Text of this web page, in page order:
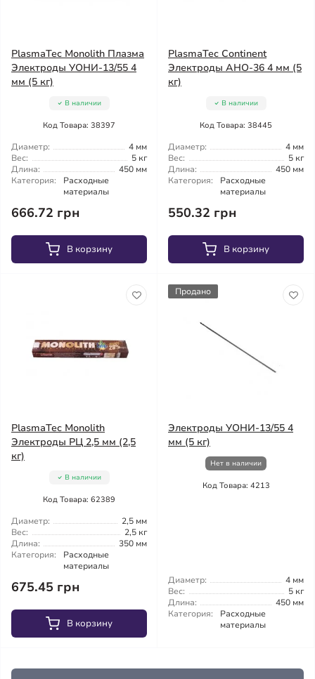
PlasmaTec Monolith Плазма
Электроды УОНИ-13/55 4
мм (5 кг)
В наличии
Код Товара: 38397
Диаметр:
4 мм
Вес:
5 кг
Длина:
450 мм
Категория:
Расходные
материалы
666.72 грн
В корзину
PlasmaTec Continent
Электроды АНО-36 4 мм (5
кг)
В наличии
Код Товара: 38445
Диаметр:
4 мм
Вес:
5 кг
Длина:
450 мм
Категория:
Расходные
материалы
550.32 грн
В корзину
PlasmaTec Monolith
Электроды РЦ 2,5 мм (2,5
кг)
В наличии
Код Товара: 62389
Диаметр:
2,5 мм
Вес:
2,5 кг
Длина:
350 мм
Категория:
Расходные
материалы
675.45 грн
В корзину
Продано
Электроды УОНИ-13/55 4
мм (5 кг)
Нет в наличии
Код Товара: 4213
Диаметр:
4 мм
Вес:
5 кг
Длина:
450 мм
Категория:
Расходные
материалы